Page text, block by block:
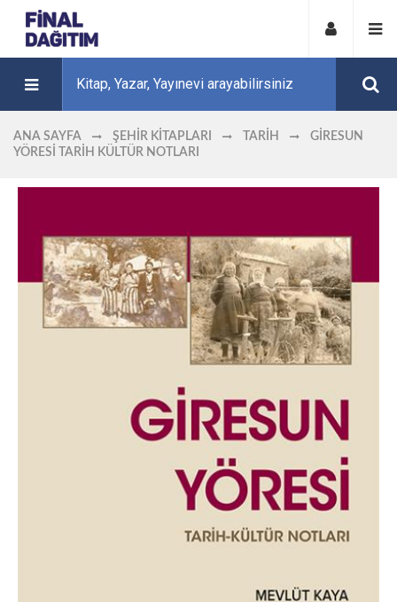
ANA SAYFA ŞEHIR KITAPLARI TARIH
GIRESUN
YÖRESI TARIH KÜLTÜR NOTLARI